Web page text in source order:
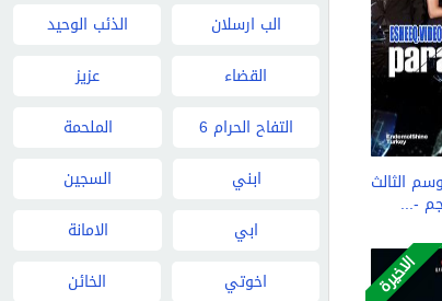
الثالث
الاخيرة
الب ارسلان
الذئب الوحيد
القضاء
عزيز
التفاح الحرام 6
الملحمة
ابني
السجين
ابي
الامانة
اخوتي
الخائن